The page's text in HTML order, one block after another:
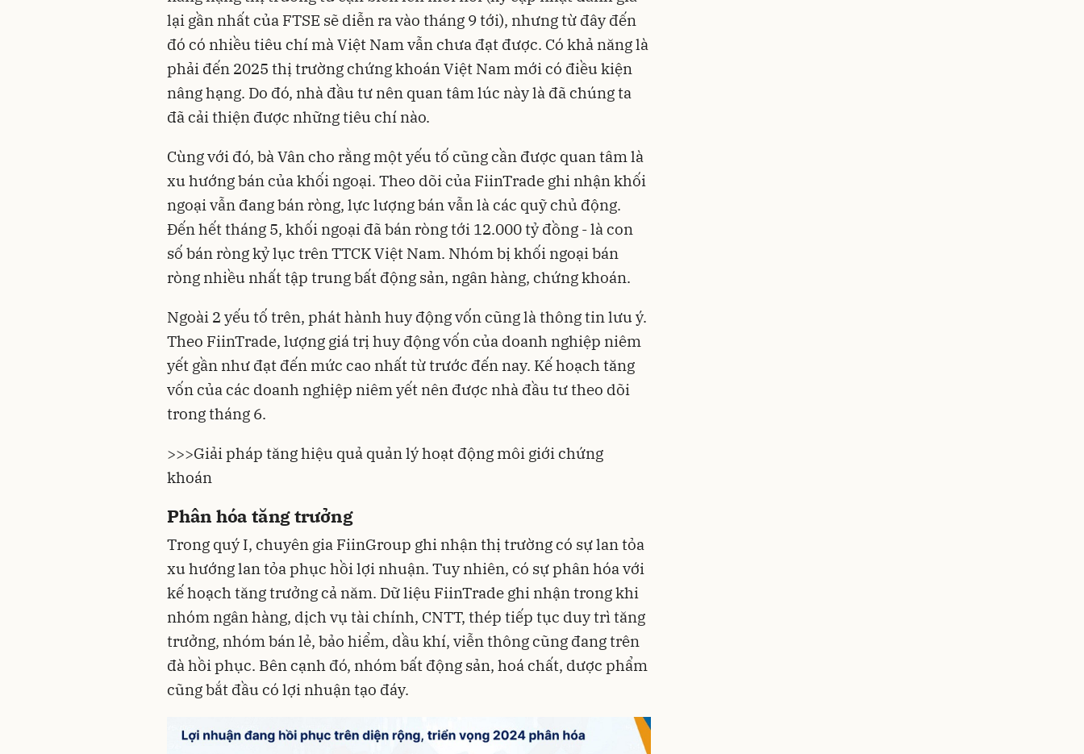
lại gần nhất của FTSE sẽ diễn ra vào tháng 9 tới), nhưng từ đây đến
đó có nhiều tiêu chí mà Việt Nam vẫn chưa đạt được. Có khả năng là
phải đến 2025 thị trường chứng khoánViệt Nam mới có điều kiện
nâng hạng. Do đó, nhà đầu tư nên quan tâm lúc này là đã chúng ta
đã cải thiện được những tiêu chí nào.
Cùng với đó, bà Vân cho rằng một yếu tố cũng cần được quan tâm là
xu hướng bán của khối ngoại. Theo dõi của FiinTrade ghi nhận khối
ngoại vẫn đang bán ròng, lực lượng bán vẫn là các quỹ chủ động.
Đến hết tháng 5, khối ngoại đã bán ròng tới 12.000 tỷ đồng - là con
số bán ròng kỷ lục trên TTCK Việt Nam. Nhóm bị khối ngoại bán
ròng nhiều nhất tập trung bất động sản, ngân hàng, chứng khoán.
Ngoài 2 yếu tố trên, phát hành huy động vốn cũng là thông tin lưu ý.
Theo FiinTrade, lượng giá trị huy động vốn của doanh nghiệp niêm
yết gần như đạt đến mức cao nhất từ trước đến nay. Kế hoạch tăng
vốn của các doanh nghiệp niêm yết nên được nhà đầu tư theo dõi
trong tháng 6.
>>>Giải pháp tăng hiệu quả quản lý hoạt động môi giới chứng
khoán
Phân hóa tăng trưởng
Trong quý I, chuyên gia FiinGroup ghi nhận thị trường có sự lan tỏa
xu hướng lan tỏa phục hồi lợi nhuận. Tuy nhiên, có sự phân hóa với
kế hoạch tăng trưởng cả năm. Dữ liệu FiinTrade ghi nhận trong khi
nhóm ngân hàng, dịch vụ tài chính, CNTT, thép tiếp tục duy trì tăng
trưởng, nhóm bán lẻ, bảo hiểm, dầu khí, viễn thông cũng đang trên
đà hồi phục. Bên cạnh đó, nhóm bất động sản, hoá chất, dược phẩm
cũng bắt đầu có lợi nhuận tạo đáy.